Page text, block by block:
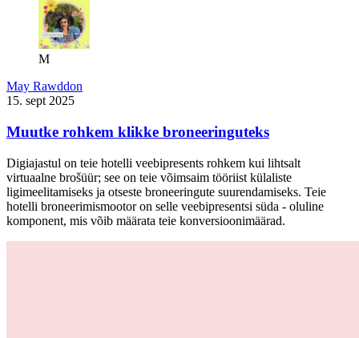
M
May Rawddon
15. sept 2025
Muutke rohkem klikke broneeringuteks
Digiajastul on teie hotelli veebipresents rohkem kui lihtsalt
virtuaalne brošüür; see on teie võimsaim tööriist külaliste
ligimeelitamiseks ja otseste broneeringute suurendamiseks. Teie
hotelli broneerimismootor on selle veebipresentsi süda - oluline
komponent, mis võib määrata teie konversioonimäärad.